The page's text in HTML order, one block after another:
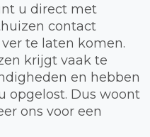
u direct met
contact
te laten komen.
krijgt vaak te
en hebben
opgelost. Dus woont
ons voor een